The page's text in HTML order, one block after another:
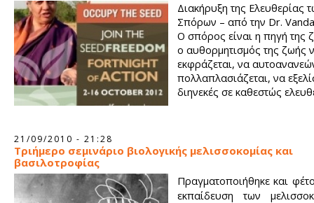
Διακήρυξη της Ελευθερίας
Σπόρων – από την Dr.
Ο σπόρος είναι η πηγή της
ο αυθορμητισμός της ζωής
εκφράζεται, να
πολλαπλασιάζεται, να
διηνεκές σε καθεστώς
21/09/2010 - 21:28
Τριήμερο σεμινάριο βιολογικής μελισσοκομίας και
βασιλοτροφίας
Πραγματοποιήθηκε και
εκπαίδευση των